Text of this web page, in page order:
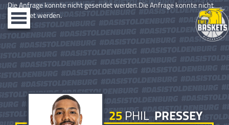
Toggle
navigation
Die Anfrage konnte nicht gesendet werden.Die Anfrage konnte nicht
gesendet werden.
25PHILPRESSEY